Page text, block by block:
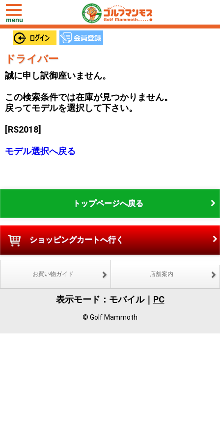
toggle
navigation
menu
ドライバー
誠に申し訳御座いません。
この検索条件では在庫が見つかりません。
戻ってモデルを選択して下さい。
[RS2018]
モデル選択へ戻る
トップページへ戻る
ショッピングカートへ行く
お買い物ガイド 店舗案内
表示モード：モバイル｜ PC
© Golf Mammoth